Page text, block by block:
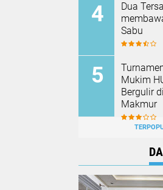
Dua
Sabu
Mukim
Bergulir
Makmur